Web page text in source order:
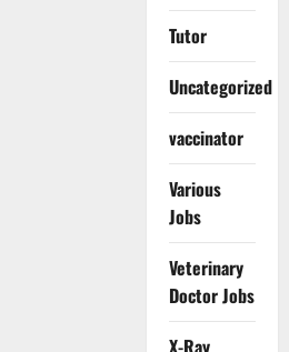
Tutor
Uncategorized
vaccinator
Various
Jobs
Veterinary
Doctor Jobs